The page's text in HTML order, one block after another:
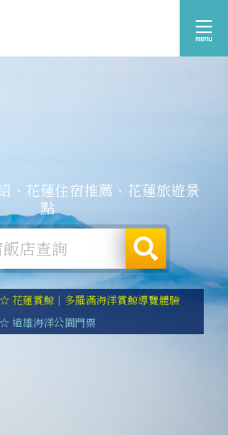
、花蓮住宿推薦、花蓮旅遊景
點
☆ 花蓮賞鯨｜多羅滿海洋賞鯨導覽體驗
☆ 遠雄海洋公園門票